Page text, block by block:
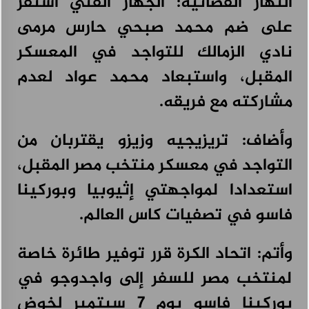
أغسطس 3, 2026
على ضم محمد صبحي حارس مرمى
نادي الزمالك للتواجد في المعسكر
المقبل، واستبعاد محمد عواد لعدم
مشاركته مع فريقه.
وأضاف: تريزيجيه وزيزو يقتربان من
التواجد في معسكر منتخب مصر المقبل،
استعدادا لمواجهتي إثيوبيا وبوركينا
فاسو في تصفيات كاس العالم.
وأتم: اتحاد الكرة قرر توفير طائرة خاصة
لمنتخب مصر للسفر إلى واجدوجو في